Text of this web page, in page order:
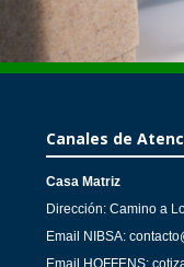
Canales de
Casa Matriz
Dirección: Camino a
Email NIBSA:
Email HOFFENS: